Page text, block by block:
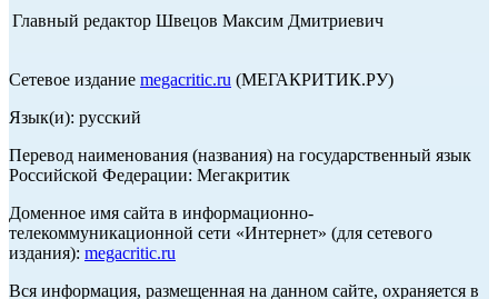
Главный редактор Швецов Максим Дмитриевич
Сетевое издание megacritic.ru (МЕГАКРИТИК.РУ)
Язык(и): русский
Перевод наименования (названия) на государственный язык
Российской Федерации: Мегакритик
Доменное имя сайта в информационно-
телекоммуникационной сети «Интернет» (для сетевого
издания): megacritic.ru
Вся информация, размещенная на данном сайте, охраняется в